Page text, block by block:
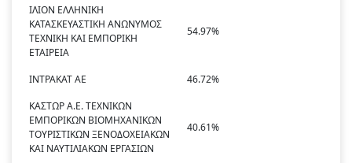
ΙΛΙΟΝ ΕΛΛΗΝΙΚΗ
ΚΑΤΑΣΚΕΥΑΣΤΙΚΗ ΑΝΩΝΥΜΟΣ
ΤΕΧΝΙΚΗ ΚΑΙ ΕΜΠΟΡΙΚΗ
ΕΤΑΙΡΕΙΑ
54.97%
ΙΝΤΡΑΚΑΤ ΑΕ
46.72%
ΚΑΣΤΩΡ Α.Ε. ΤΕΧΝΙΚΩΝ
ΕΜΠΟΡΙΚΩΝ ΒΙΟΜΗΧΑΝΙΚΩΝ
ΤΟΥΡΙΣΤΙΚΩΝ ΞΕΝΟΔΟΧΕΙΑΚΩΝ
ΚΑΙ ΝΑΥΤΙΛΙΑΚΩΝ ΕΡΓΑΣΙΩΝ
40.61%